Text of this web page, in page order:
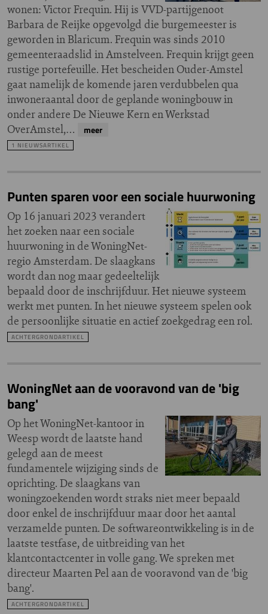
wonen: Victor Frequin. Hij is VVD-partijgenoot
Barbara de Reijke opgevolgd die burgemeester is
geworden in Blaricum. Frequin was sinds 2010
gemeenteraadslid in Amstelveen. Frequin krijgt geen
rustige portefeuille. Het bescheiden Ouder-Amstel
gaat namelijk de komende jaren verdubbelen qua
inwoneraantal door de geplande woningbouw in
onder andere De Nieuwe Kern en Werkstad
OverAmstel,…
meer
1 NIEUWSARTIKEL
Punten sparen voor een sociale huurwoning
Op 16 januari 2023 verandert
het zoeken naar een sociale
huurwoning in de WoningNet-
regio Amsterdam. De slaagkans
wordt dan nog maar gedeeltelijk
bepaald door de inschrijfduur. Het nieuwe systeem
werkt met punten. In het nieuwe systeem spelen ook
de persoonlijke situatie en actief zoekgedrag een rol.
ACHTERGRONDARTIKEL
WoningNet aan de vooravond van de 'big
bang'
Op het WoningNet-kantoor in
Weesp wordt de laatste hand
gelegd aan de meest
fundamentele wijziging sinds de
oprichting. De slaagkans van
woningzoekenden wordt straks niet meer bepaald
door enkel de inschrijfduur maar door het aantal
verzamelde punten. De softwareontwikkeling is in de
laatste testfase, de uitbreiding van het
klantcontactcenter in volle gang. We spreken met
directeur Maarten Pel aan de vooravond van de 'big
bang'.
ACHTERGRONDARTIKEL